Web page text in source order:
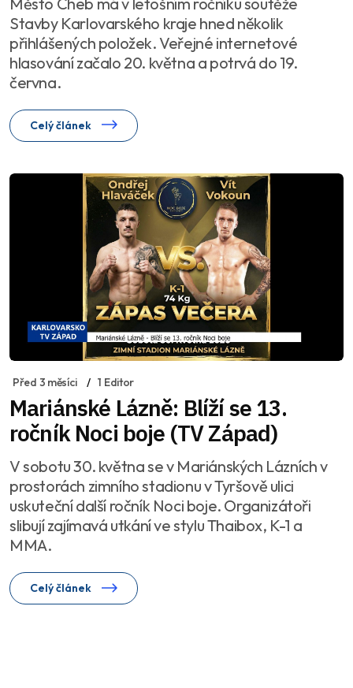
Stavby Karlovarského kraje hned několik
přihlášených položek. Veřejné internetové
hlasování začalo 20. května a potrvá do 19.
června.
Celý článek
Před 3 měsíci 1 Editor
Mariánské Lázně: Blíží se 13.
ročník Noci boje (TV Západ)
V sobotu 30. května se v Mariánských Lázních v
prostorách zimního stadionu v Tyršově ulici
uskuteční další ročník Noci boje. Organizátoři
slibují zajímavá utkání ve stylu Thaibox, K-1 a
MMA.
Celý článek